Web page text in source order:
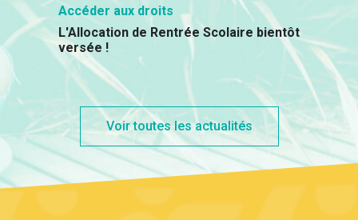
Accéder aux droits
L'Allocation de Rentrée Scolaire bientôt
versée !
Voir toutes les actualités